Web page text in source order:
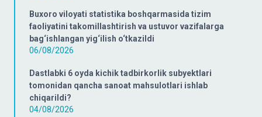
Buxoro viloyati statistika boshqarmasida tizim
faoliyatini takomillashtirish va ustuvor vazifalarga
bag‘ishlangan yig‘ilish o‘tkazildi
06/08/2026
Dastlabki 6 oyda kichik tadbirkorlik subyektlari
tomonidan qancha sanoat mahsulotlari ishlab
chiqarildi?
04/08/2026